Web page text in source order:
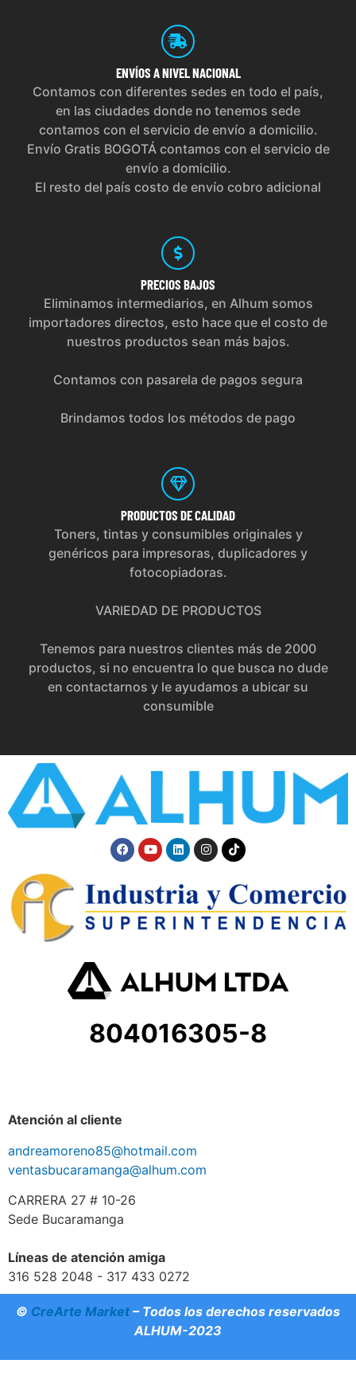
ENVÍOS A NIVEL NACIONAL
Contamos con diferentes sedes en todo el país,
en las ciudades donde no tenemos sede
contamos con el servicio de envío a domicilio.
Envío Gratis BOGOTÁ contamos con el servicio de
envío a domicilio.
El resto del país costo de envío cobro adicional
PRECIOS BAJOS
Eliminamos intermediarios, en Alhum somos
importadores directos, esto hace que el costo de
nuestros productos sean más bajos.
Contamos con pasarela de pagos segura
Brindamos todos los métodos de pago
PRODUCTOS DE CALIDAD
Toners, tintas y consumibles originales y
genéricos para impresoras, duplicadores y
fotocopiadoras.
VARIEDAD DE PRODUCTOS
Tenemos para nuestros clientes más de 2000
productos, si no encuentra lo que busca no dude
en contactarnos y le ayudamos a ubicar su
consumible
804016305-8
Atención al cliente
andreamoreno85@hotmail.com
ventasbucaramanga@alhum.com
CARRERA 27 # 10-26
Sede Bucaramanga
Líneas de atención amiga
316 528 2048 - 317 433 0272
© CreArte Market – Todos los derechos reservados
ALHUM-2023